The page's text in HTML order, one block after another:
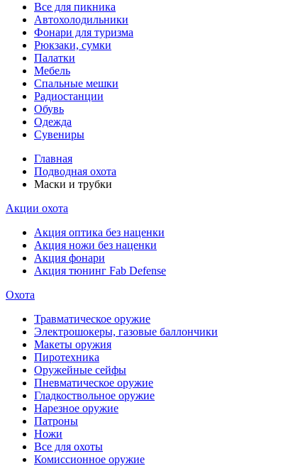
Все для пикника
Автохолодильники
Фонари для туризма
Рюкзаки, сумки
Палатки
Мебель
Спальные мешки
Радиостанции
Обувь
Одежда
Сувениры
Главная
Подводная охота
Маски и трубки
Акции охота
Акция оптика без наценки
Акция ножи без наценки
Акция фонари
Акция тюнинг Fab Defense
Охота
Травматическое оружие
Электрошокеры, газовые баллончики
Макеты оружия
Пиротехника
Оружейные сейфы
Пневматическое оружие
Гладкоствольное оружие
Нарезное оружие
Патроны
Ножи
Все для охоты
Комиссионное оружие